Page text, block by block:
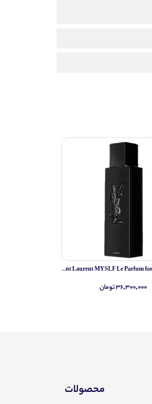
Yves Saint Laurent MYSLF Le Parfum for men Parfum
۳۶,۳۰۰,۰۰۰ تومان
محصولات